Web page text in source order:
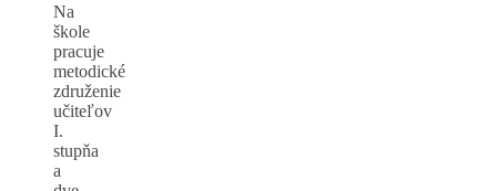
Na
škole
pracuje
metodické
združenie
učiteľov
I.
stupňa
a